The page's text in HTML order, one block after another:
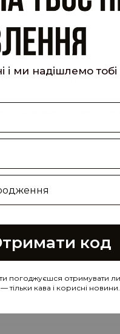
у листі, який було
і вже можете
і ми надішлемо
код
погоджуєшся отримувати
тільки кава і корисні новини.